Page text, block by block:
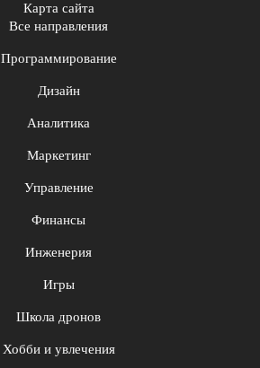
Карта сайта
Все направления
Программирование
Дизайн
Аналитика
Маркетинг
Управление
Финансы
Инженерия
Игры
Школа дронов
Хобби и увлечения